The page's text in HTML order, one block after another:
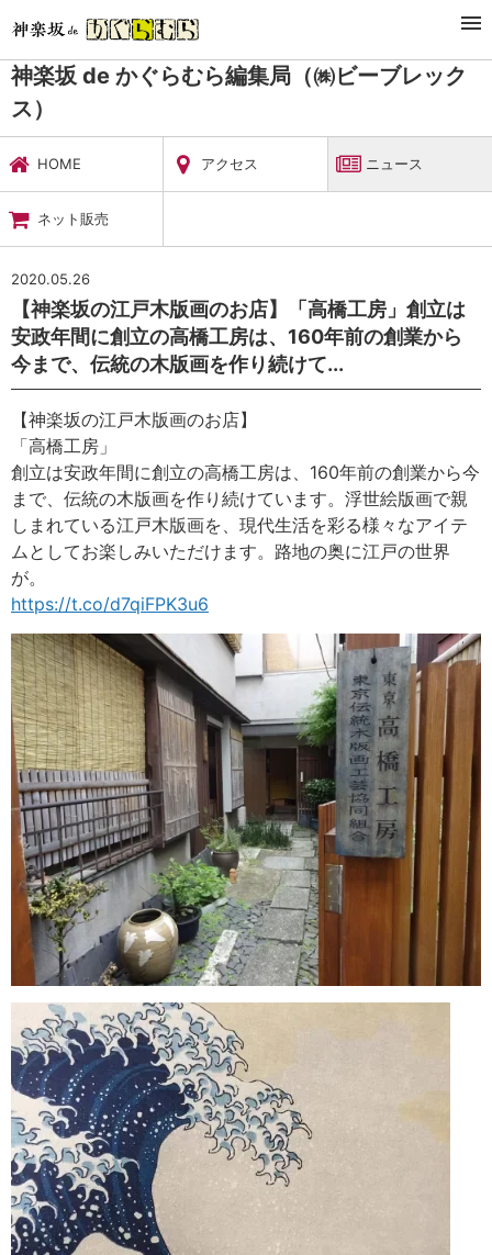
暮らし・娯楽
神楽坂 de かぐらむら編集局（㈱ビーブレックス）
ニュース
神楽坂 de かぐらむら編集局（㈱ビーブレック
ス）
HOME アクセス ニュース
ネット販売
2020.05.26
【神楽坂の江戸木版画のお店】「高橋工房」創立は
安政年間に創立の高橋工房は、160年前の創業から
今まで、伝統の木版画を作り続けて...
【神楽坂の江戸木版画のお店】
「高橋工房」
創立は安政年間に創立の高橋工房は、160年前の創業から今
まで、伝統の木版画を作り続けています。浮世絵版画で親
しまれている江戸木版画を、現代生活を彩る様々なアイテ
ムとしてお楽しみいただけます。路地の奥に江戸の世界
が。
https://t.co/d7qiFPK3u6